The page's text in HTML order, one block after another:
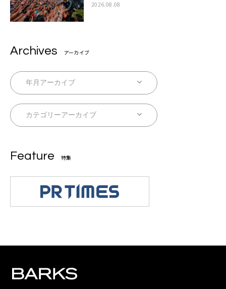
の夏休みを作っていきたい」
2026.08.08
Archives アーカイブ
Feature 特集